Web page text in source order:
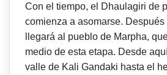
Con el tiempo, el Dhaulagiri de
comienza a asomarse.
llegará al pueblo de Marpha,
medio de esta etapa. Desde
valle de Kali Gandaki hasta el